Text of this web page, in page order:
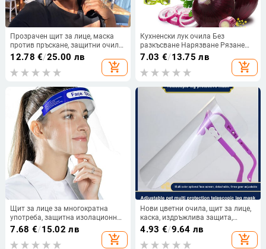
Прозрачен щит за лице, маска
против пръскане, защитни очила,
защитни очила, стъклени
слънчеви очила, изцяло покрита
сферична леща
12.78 €/25.00 лв
add_shopping_cart
Кухненски лук очила Без
разкъсване Нарязване Рязане
Нарязване Смилане Защита на
очите Очила Mascarillas Нож
Домашни кухненски аксесоари
7.03 €/13.75 лв
add_shopping_cart
Щит за лице за многократна
употреба, защитна изолационна
маска, против пръски течности,
устойчив на пръски екран,
прозрачно покритие за лице,
7.68 €/15.02 лв
add_shopping_cart
Нови цветни очила, щит за лице,
каска, издръжлива защита,
предпазна маска, каска, MTB
велосипед, очила, очила, стоят на
едро
4.93 €/9.64 лв
add_shopping_cart